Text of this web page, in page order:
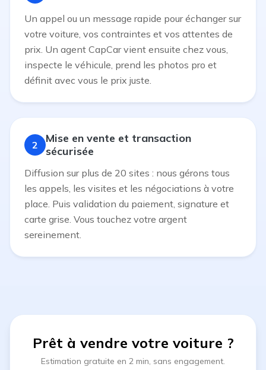
Un appel ou un message rapide pour échanger sur
votre voiture, vos contraintes et vos attentes de
prix. Un agent CapCar vient ensuite chez vous,
inspecte le véhicule, prend les photos pro et
définit avec vous le prix juste.
2
Mise en vente et transaction
sécurisée
Diffusion sur plus de 20 sites : nous gérons tous
les appels, les visites et les négociations à votre
place. Puis validation du paiement, signature et
carte grise. Vous touchez votre argent
sereinement.
Prêt à vendre votre voiture ?
Estimation gratuite en 2 min, sans engagement.